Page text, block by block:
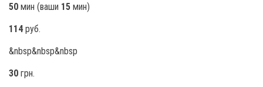
50 мин (ваши 15 мин)
114руб.
&nbsp&nbsp&nbsp
30 грн.